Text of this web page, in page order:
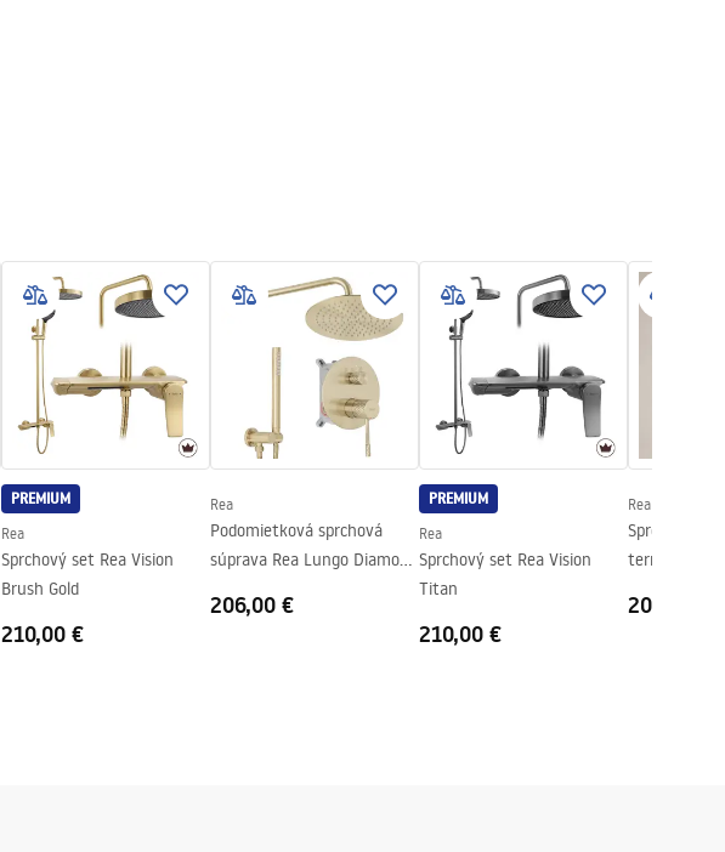
PREMIUM
Rea
Sprchový set Rea Vision
Brush Gold
210,00 €
Rea
Podomietková sprchová
súprava Rea Lungo Diamond
206,00 €
PREMIUM
Rea
Sprchový set Rea Vision
Titan
210,00 €
Rea
Sprchová
termostatom
208,00 €